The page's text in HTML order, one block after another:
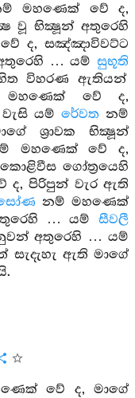
මහණෙක් වේ ද,
වූ භික්‍ෂූන් අතුරෙහි
ද, සඤ්ඤාවිවට්ට
… යම් සුභූති
විහරණ ඇතියන්
වේ ද,
යම් රේවත නම්
ශ්‍රාවක භික්‍ෂූන්
මහණෙක් වේ ද,
ගෝත්‍රයෙහි
පිරිපුන් වැර ඇති
නම් මහණෙක්
… යම් සීවලී
අතුරෙහි … යම්
ඇති මාගේ
වේ ද, මාගේ